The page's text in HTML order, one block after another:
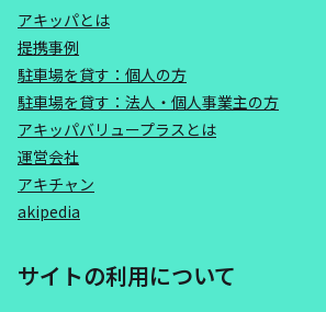
アキッパとは
提携事例
駐車場を貸す：個人の方
駐車場を貸す：法人・個人事業主の方
アキッパバリュープラスとは
運営会社
アキチャン
akipedia
サイトの利用について